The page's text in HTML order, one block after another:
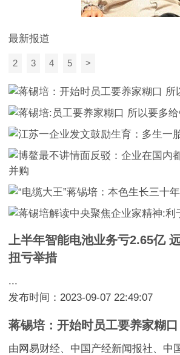
最新报道
2 3 4 5 >
上半年智能电池业务亏2.65亿
扭亏举措
...
发布时间：2023-09-07 22:49:07
蒋锡培：开始时员工要养家糊
由网易财经、中国产经新闻报社、中